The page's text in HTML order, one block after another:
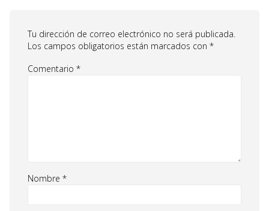
Tu dirección de correo electrónico no será publicada.
Los campos obligatorios están marcados con *
Comentario *
Nombre *